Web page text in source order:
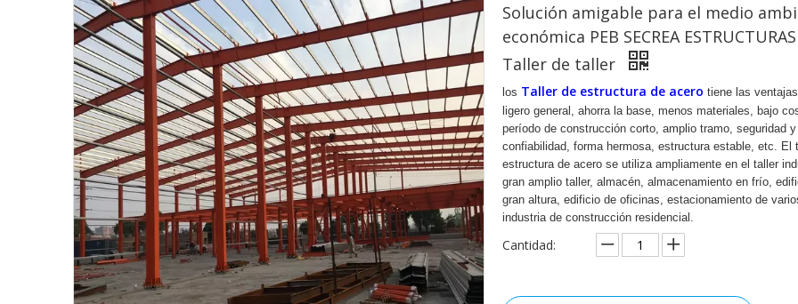
Solución amigable para el medio
económica PEB SECREA
Taller de taller
los Taller de estructura de acero tiene las
ligero general, ahorra la base, menos materiales, bajo
período de construcción corto, amplio tramo, seguridad y
confiabilidad, forma hermosa, estructura estable, etc. El
estructura de acero se utiliza ampliamente en el taller
gran amplio taller, almacén, almacenamiento en frío,
gran altura, edificio de oficinas, estacionamiento de
industria de construcción residencial.
Cantidad: